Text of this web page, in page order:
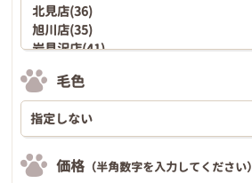
毛色
価格 （半角数字を入力してください）